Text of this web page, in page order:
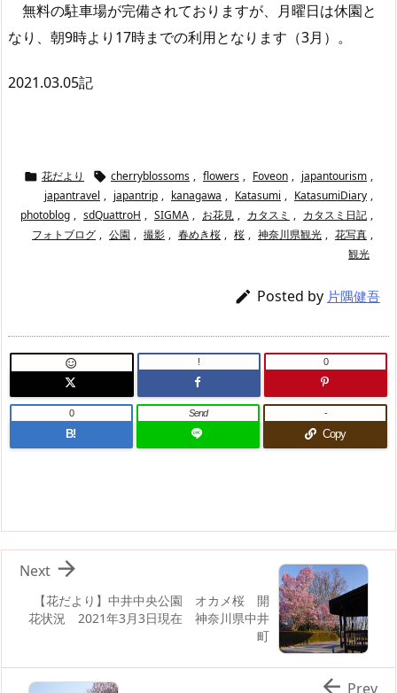
無料の駐車場が完備されておりますが、月曜日は休園と
なり、朝9時より17時までの利用となります（3月）。
2021.03.05記
 花だより  cherryblossoms , flowers , Foveon , japantourism ,
japantravel , japantrip , kanagawa , Katasumi , KatasumiDiary ,
photoblog , sdQuattroH , SIGMA , お花見 , カタスミ , カタスミ日記 ,
フォトブログ , 公園 , 撮影 , 春めき桜 , 桜 , 神奈川県観光 , 花写真 ,
観光
 Posted by 片隅健吾
 ! 0
B!
0 Send
Copy
-
【花だより】中井中央公園 オカメ桜 開
花状況 2021年3月3日現在 神奈川県中井
町

Next
 Prev